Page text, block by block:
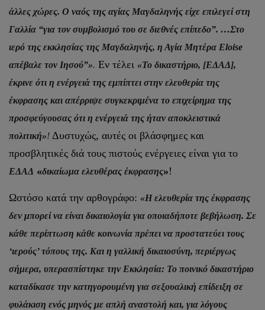
άλλες χώρες. Ο ναός της αγίας Mαγδαληνής είχε επιλεγεί στη
Γαλλία “για τον συμβολισμό του σε διεθνές επίπεδο”. …Στο
ιερό της εκκλησίας της Mαγδαληνής, η Αγία Μητέρα Eloise
απέβαλε τον Ιησού”». Εν τέλει «Το δικαστήριο, [ΕΔΑΔ],
έκρινε ότι η ενέργειά της εμπίπτει στην ελευθερία της
έκφρασης και απέρριψε συγκεκριμένα το επιχείρημα της
προσφεύγουσας ότι η ενέργειά της ήταν αποκλειστικά
πολιτική»! Δυστυχώς, αυτές οι βλάσφημες και
προσβλητικές διά τους πιστούς ενέργειες είναι για το
ΕΔΑΔ «δικαίωμα ελευθέρας έκφρασης»!
Ωστόσο κατά την αρθογράφο: «Η ελευθερία της έκφρασης
δεν μπορεί να είναι δικαιολογία για οποιαδήποτε βεβήλωση. Σε
κάθε περίπτωση κάθε κοινωνία πρέπει να προστατεύει τους
‘ιερούς’ τόπους της. Και η γαλλική δικαιοσύνη, περιέργως
σήμερα, υπερασπίστηκε την Εκκλησία: Το ποινικό δικαστήριο
καταδίκασε την κατηγορουμένη για σεξουαλική επίδειξη σε
φυλάκιση ενός μηνός με απλή αναστολή και, για λόγους